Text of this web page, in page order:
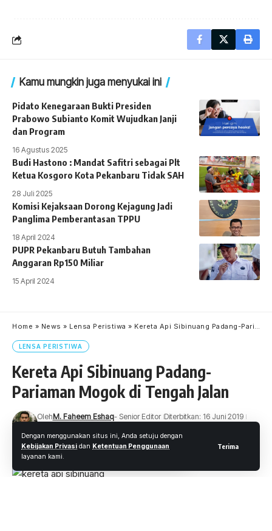
Dengan menggunakan situs ini, Anda setuju dengan
Kebijakan Privasi dan Ketentuan Penggunaan
layanan kami.
Terima
Kamu mungkin juga menyukai ini
Pidato Kenegaraan Bukti Presiden
Prabowo Subianto Komit Wujudkan Janji
dan Program
16 Agustus 2025
Budi Hastono : Mandat Safitri sebagai Plt
Ketua Kosgoro Kota Pekanbaru Tidak SAH
28 Juli 2025
Komisi Kejaksaan Dorong Kejagung Jadi
Panglima Pemberantasan TPPU
18 April 2024
PUPR Pekanbaru Butuh Tambahan
Anggaran Rp150 Miliar
15 April 2024
Home » News » Lensa Peristiwa » Kereta Api Sibinuang Padang-Pariaman Mogok di Tengah Jalan
LENSA PERISTIWA
Kereta Api Sibinuang Padang-
Pariaman Mogok di Tengah Jalan
OlehM. Faheem Eshaq- Senior Editor Diterbitkan: 16 Juni 2019
1 Menit Membaca